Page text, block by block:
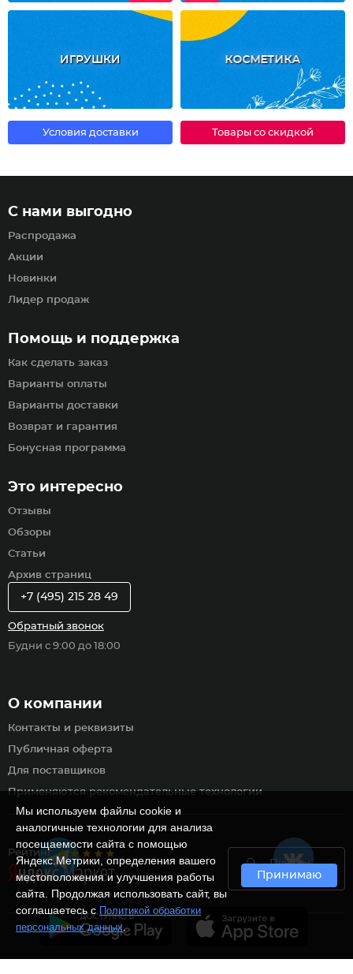
ИГРУШКИ КОСМЕТИКА
Условия доставки Товары со скидкой
Рейтинг
Пункты
самовывоза
Помощь и поддержка
Как сделать заказ
Варианты оплаты
Варианты доставки
Возврат и гарантия
Бонусная программа
С нами выгодно
Распродажа
Акции
Новинки
Лидер продаж
Это интересно
Отзывы
Обзоры
Статьи
Архив страниц
О компании
Контакты и реквизиты
Публичная оферта
Для поставщиков
Применяются рекомендательные технологии
+7 (495) 215 28 49
Обратный звонок
Будни с 9:00 до 18:00
Мы используем файлы cookie и
аналогичные технологии для анализа
посещаемости сайта с помощью
Яндекс.Метрики, определения вашего
местоположения и улучшения работы
сайта. Продолжая использовать сайт, вы
соглашаетесь с Политикой обработки
персональных данных.
Принимаю